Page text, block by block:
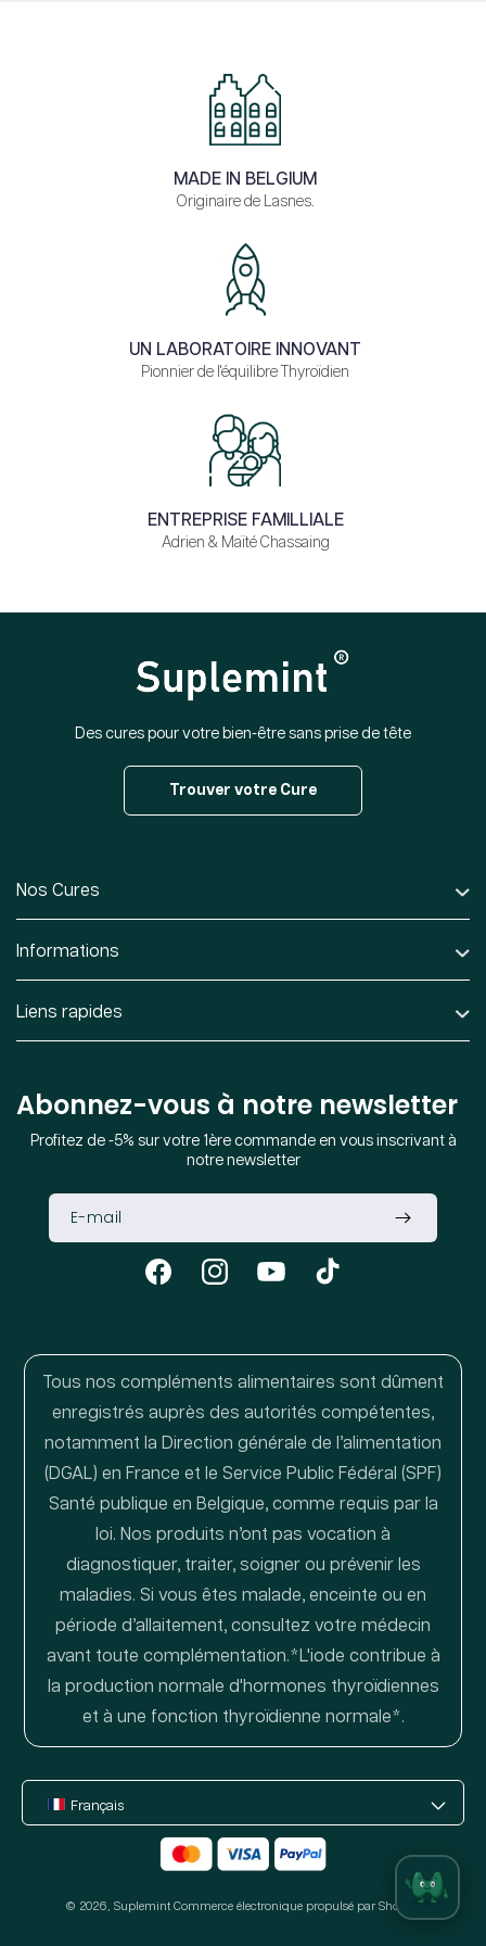
MADE IN BELGIUM
Originaire de Lasnes.
UN LABORATOIRE INNOVANT
Pionnier de l'équilibre Thyroïdien
ENTREPRISE FAMILLIALE
Adrien & Maïté Chassaing
Des cures pour votre bien-être sans prise de tête
Trouver votre Cure
Nos Cures
Informations
Liens rapides
Abonnez-vous à notre newsletter
Profitez de -5% sur votre 1ère commande en vous inscrivant à
notre newsletter
FacebookInstagramYouTube TikTok
Tous nos compléments alimentaires sont dûment
enregistrés auprès des autorités compétentes,
notamment la Direction générale de l’alimentation
(DGAL) en France et le Service Public Fédéral (SPF)
Santé publique en Belgique, comme requis par la
loi. Nos produits n’ont pas vocation à
diagnostiquer, traiter, soigner ou prévenir les
maladies. Si vous êtes malade, enceinte ou en
période d’allaitement, consultez votre médecin
avant toute complémentation.*L'iode contribue à
la production normale d'hormones thyroïdiennes
et à une fonction thyroïdienne normale*.
Français
Moyens
paiement
© 2026, Suplemint Commerce électronique propulsé par Shopify